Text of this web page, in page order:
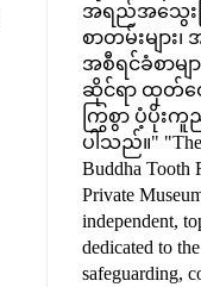
အရည်အသွေး
စာတမ်းများ၊
အစီရင်ခံစာမျ
ဆိုင်ရာ ထုတ်ဝ
ကြွစွာ ပံ့ပိုး
ပါသည်။" "The
Buddha Tooth
Private
independent,
dedicated to
safeguarding,